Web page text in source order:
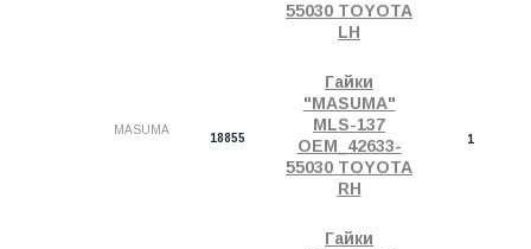
55030 TOYOTA
LH
MASUMA
18855
Гайки
"MASUMA"
MLS-137
OEM_42633-
55030 TOYOTA
RH
1
Гайки